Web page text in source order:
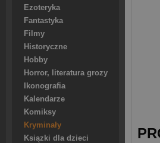
Ezoteryka
Fantastyka
Filmy
Historyczne
Hobby
Horror, literatura grozy
Ikonografia
Kalendarze
Komiksy
Kryminały
Ksiązki dla dzieci